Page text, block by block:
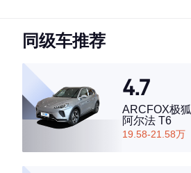
·空间表现较为优秀，优于80%同级车
同级车推荐
4.7
ARCFOX极狐
阿尔法 T6
19.58-21.58万